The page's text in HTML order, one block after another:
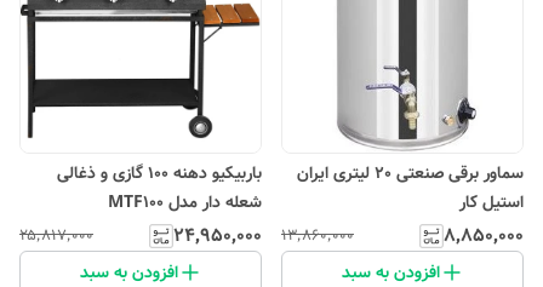
سماور برقی صنعتی 20 لیتری ایران
استیل کار
۸٬۸۵۰٬۰۰۰ ۱۳٬۸۶۰٬۰۰۰
افزودن به سبد
باربیکیو دهنه 100 گازی و ذغالی
شعله دار مدل MTF100
۲۴٬۹۵۰٬۰۰۰ ۲۵٬۸۱۷٬۰۰۰
افزودن به سبد